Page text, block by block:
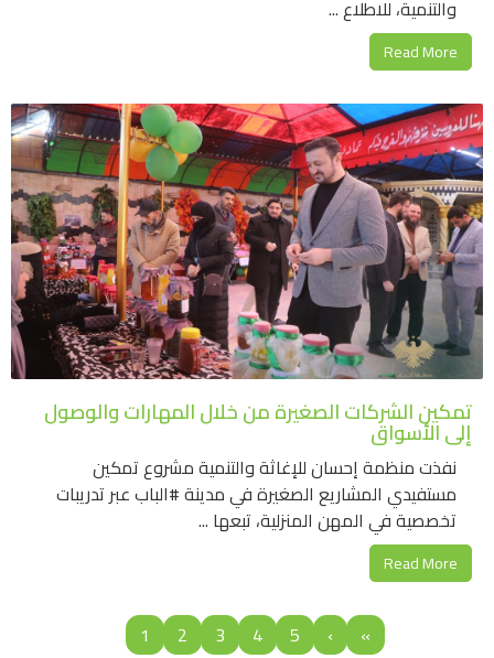
والتنمية، للاطلاع ...
Read More
تمكين الشركات الصغيرة من خلال المهارات والوصول
إلى الأسواق
نفذت منظمة إحسان للإغاثة والتنمية مشروع تمكين
مستفيدي المشاريع الصغيرة في مدينة #الباب عبر تدريبات
تخصصية في المهن المنزلية، تبعها ...
Read More
1 2 3 4 5 › »